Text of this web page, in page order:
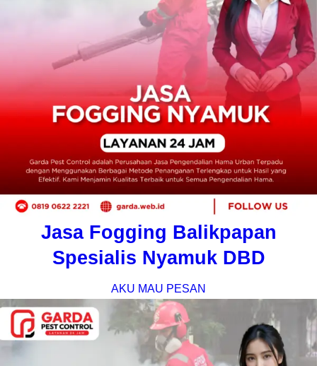
Jasa Fogging Balikpapan
Spesialis Nyamuk DBD
AKU MAU PESAN